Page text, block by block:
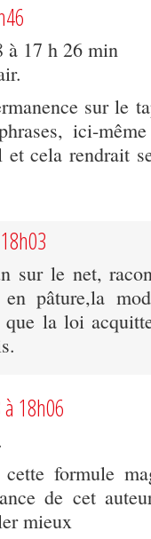
à 17 h 26 min
sur le
ici-
et cela rendrait
sur le net,
pâture,la
que la loi
18h06
formule
de cet
mieux